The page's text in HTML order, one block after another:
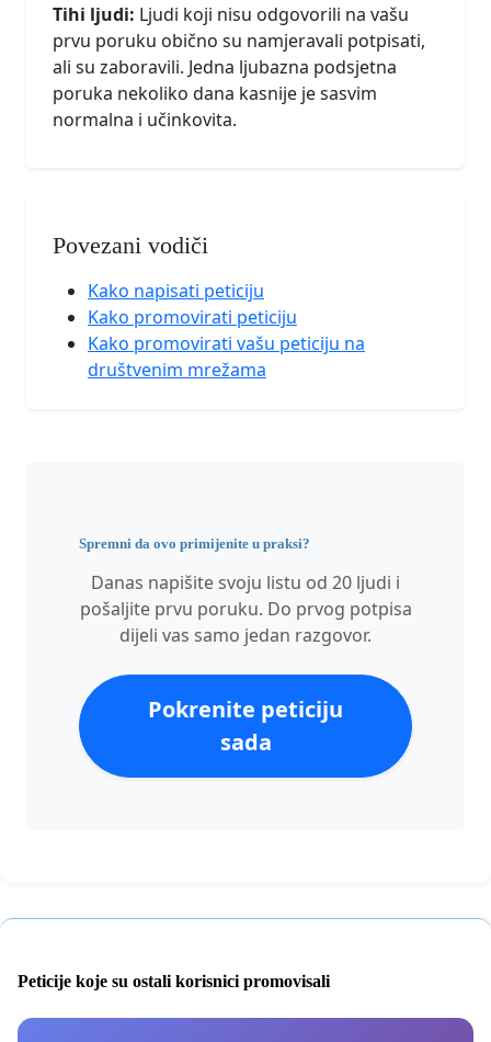
Tihi ljudi: Ljudi koji nisu odgovorili na vašu
prvu poruku obično su namjeravali potpisati,
ali su zaboravili. Jedna ljubazna podsjetna
poruka nekoliko dana kasnije je sasvim
normalna i učinkovita.
Povezani vodiči
Kako napisati peticiju
Kako promovirati peticiju
Kako promovirati vašu peticiju na
društvenim mrežama
Spremni da ovo primijenite u praksi?
Danas napišite svoju listu od 20 ljudi i
pošaljite prvu poruku. Do prvog potpisa
dijeli vas samo jedan razgovor.
Pokrenite peticiju
sada
Peticije koje su ostali korisnici promovisali